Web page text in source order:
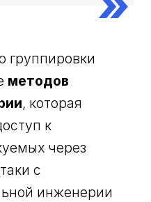
группировки
методов
, которая
к
через
с
инженерии